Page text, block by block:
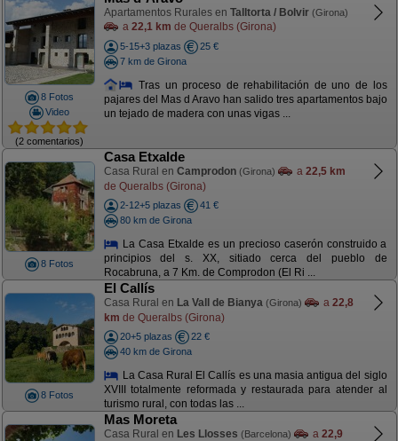
8 Fotos
Video
(2 comentarios)
Apartamentos Rurales en Talltorta / Bolvir (Girona)
a 22,1 km de Queralbs (Girona)
5-15+3 plazas
25 €
7 km de Girona
Tras un proceso de rehabilitación de uno de los
pajares del Mas d Aravo han salido tres apartamentos bajo
un tejado de madera con unas vigas ...
8 Fotos
Casa Etxalde
Casa Rural en Camprodon (Girona) a 22,5 km
de Queralbs (Girona)
2-12+5 plazas
41 €
80 km de Girona
La Casa Etxalde es un precioso caserón construido a
principios del s. XX, sitiado cerca del pueblo de
Rocabruna, a 7 Km. de Comprodon (El Ri ...
8 Fotos
El Callís
Casa Rural en La Vall de Bianya (Girona) a 22,8
km de Queralbs (Girona)
20+5 plazas
22 €
40 km de Girona
La Casa Rural El Callís es una masia antigua del siglo
XVIII totalmente reformada y restaurada para atender al
turismo rural, con todas las ...
Mas Moreta
Casa Rural en Les Llosses (Barcelona) a 22,9